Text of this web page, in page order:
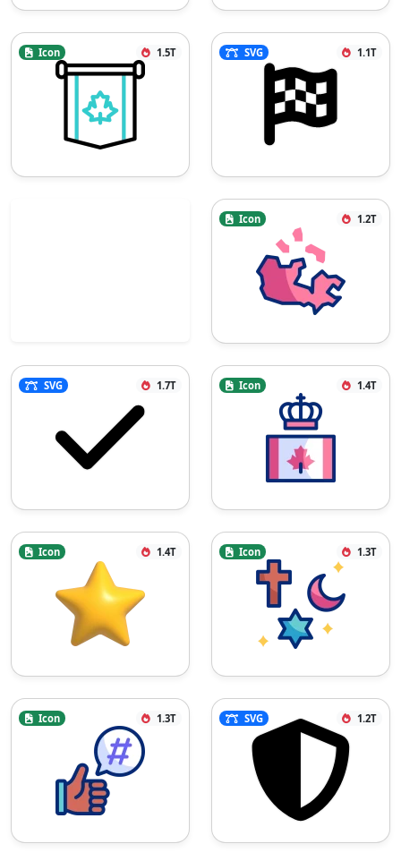
Icon 1.5T SVG 1.1T
Icon 1.2T
SVG 1.7T Icon 1.4T
Icon 1.4T Icon 1.3T
Icon 1.3T SVG 1.2T